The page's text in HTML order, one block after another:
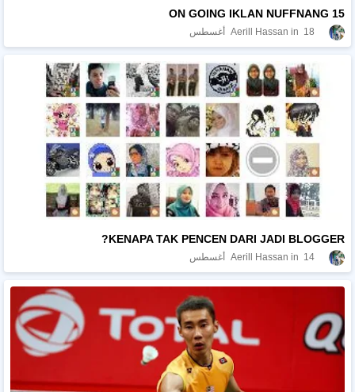
15 ON GOING IKLAN NUFFNANG
Aerill Hassan 18 أغسطس
KENAPA TAK PENCEN DARI JADI BLOGGER?
Aerill Hassan 14 أغسطس